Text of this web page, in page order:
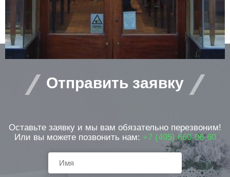
Отправить заявку
Оставьте заявку и мы вам обязательно перезвоним!
Или вы можете позвонить нам: +7 (495) 660-06-60